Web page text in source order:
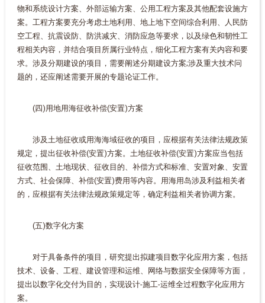
物和系统设计方案、外部运输方案、公用工程方案及其他配套设施方
案。工程方案要充分考虑土地利用、地上地下空间综合利用、人民防
空工程、抗震设防、防洪减灾、消防应急等要求，以及绿色和韧性工
程相关内容，并结合项目所属行业特点，细化工程方案有关内容和要
求。涉及分期建设的项目，需要阐述分期建设方案;涉及重大技术问
题的，还应阐述需要开展的专题论证工作。
(四)用地用海征收补偿(安置)方案
涉及土地征收或用海海域征收的项目，应根据有关法律法规政策
规定，提出征收补偿(安置)方案。土地征收补偿(安置)方案应当包括
征收范围、土地现状、征收目的、补偿方式和标准、安置对象、安置
方式、社会保障、补偿(安置)费用等内容。用海用岛涉及利益相关者
的，应根据有关法律法规政策规定等，确定利益相关者协调方案。
(五)数字化方案
对于具备条件的项目，研究提出拟建项目数字化应用方案，包括
技术、设备、工程、建设管理和运维、网络与数据安全保障等方面，
提出以数字化交付为目的，实现设计-施工-运维全过程数字化应用方
案。